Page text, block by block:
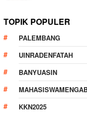
TOPIK POPULER
PALEMBANG
UINRADENFATAH
BANYUASIN
KKN2025